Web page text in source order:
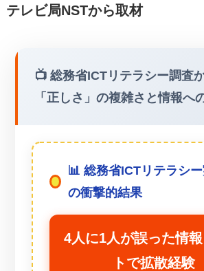
テレビ局NSTから取材
📺 総務省ICTリテラシー調査
「正しさ」の複雑さと情報へ
📊 総務省ICTリテラシ
の衝撃的結果
4人に1人が誤った情
トで拡散経験